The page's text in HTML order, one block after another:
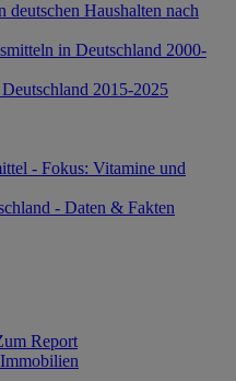
deutschen Haushalten nach
in Deutschland 2000-
2015-2025
- Fokus: Vitamine und
- Daten & Fakten
Report